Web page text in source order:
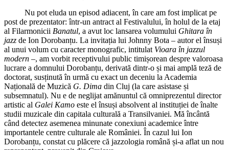
Nu pot eluda un episod adiacent, în care am fost implicat pe
post de prezentator: într-un antract al Festivalului, în holul de la etaj
al Filarmonicii Banatul, a avut loc lansarea volumului Ghitara în
jazz de Ion Dorobanțu. La invitația lui Johnny Bota – autor el însuși
al unui volum cu caracter monografic, intitulat Vioara în jazzul
modern –, am vorbit receptivului public timișorean despre valoroasa
lucrare a domnului Dorobanțu, derivată dintr-o și mai amplă teză de
doctorat, susținută în urmă cu exact un deceniu la Academia
Națională de Muzică G. Dima din Cluj (la care asistase și
subsemnatul). Nu e de neglijat amănuntul că omniprezentul director
artistic al Galei Kamo este el însuși absolvent al instituției de înalte
studii muzicale din capitala culturală a Transilvaniei. Mă încântă
când detectez asemenea minunate conexiuni academice între
importantele centre culturale ale României. În cazul lui Ion
Dorobanțu, constat cu plăcere că jazzologia română și-a aflat un nou